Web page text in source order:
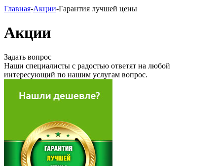
Главная-Акции-Гарантия лучшей цены
Акции
Задать вопрос
Наши специалисты с радостью ответят на любой
интересующий по нашим услугам вопрос.